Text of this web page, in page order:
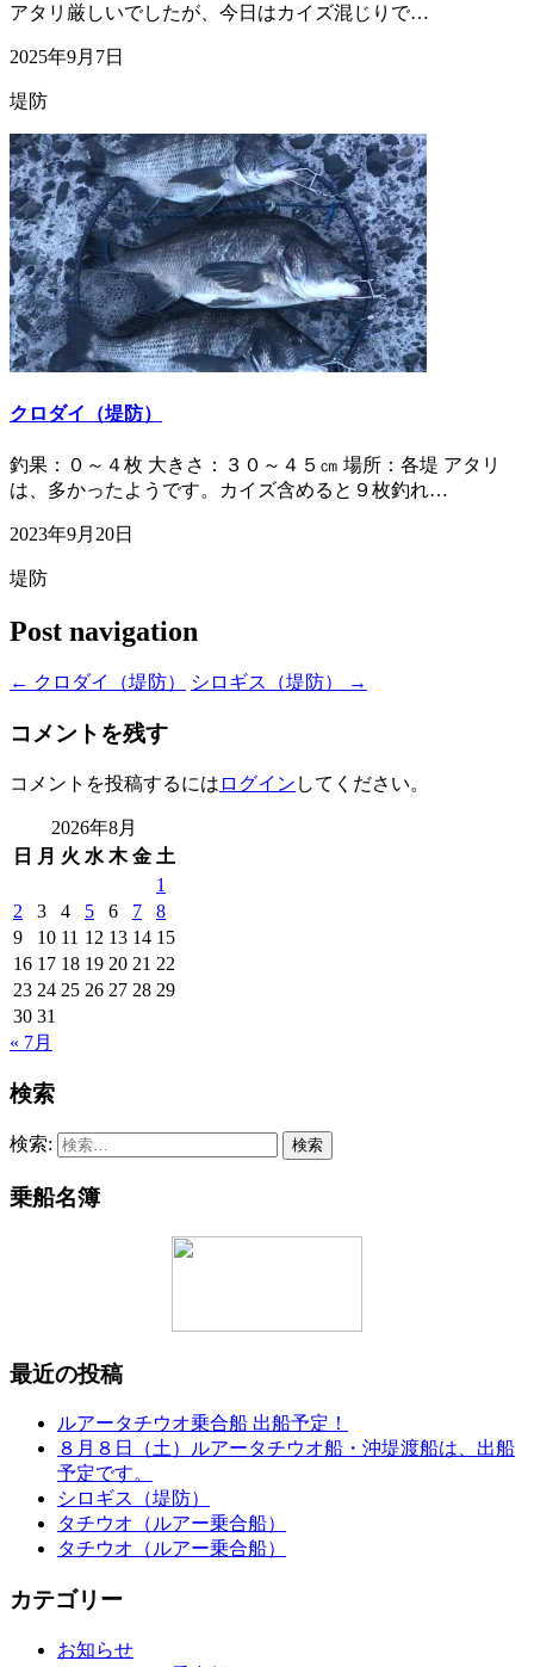
アタリ厳しいでしたが、今日はカイズ混じりで…
2025年9月7日
堤防
クロダイ（堤防）
釣果：０～４枚 大きさ：３０～４５㎝ 場所：各堤 アタリ
は、多かったようです。カイズ含めると９枚釣れ…
2023年9月20日
堤防
Post navigation
← クロダイ（堤防） シロギス（堤防） →
コメントを残す
コメントを投稿するには ログイン してください。
2026年8月
日
月 火 水 木 金 土
1
2
3 4 5 6 7
8
9
10 11 12 13 14 15
16 17 18 19 20 21 22
23 24 25 26 27 28 29
30 31
« 7月
検索
検索:
乗船名簿
最近の投稿
ルアータチウオ乗合船 出船予定！
８月８日（土）ルアータチウオ船・沖堤渡船は、出船
予定です。
シロギス（堤防）
タチウオ（ルアー乗合船）
タチウオ（ルアー乗合船）
カテゴリー
お知らせ